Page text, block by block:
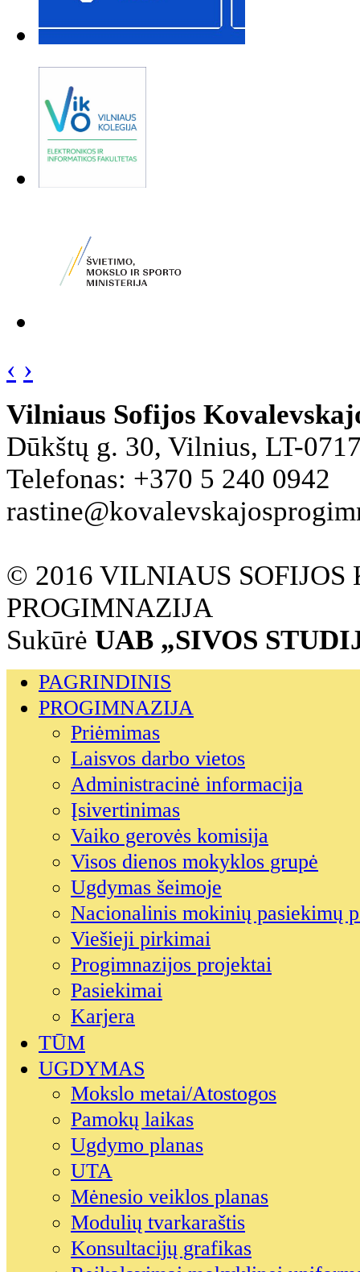
‹ ›
Vilniaus Sofijos
Dūkštų g. 30, Vilnius, LT-
Telefonas: +370 5 240 0942
© 2016 VILNIAUS SOFIJOS
PROGIMNAZIJA
Sukūrė UAB „SIVOS
PAGRINDINIS
PROGIMNAZIJA
Priėmimas
Laisvos darbo vietos
Administracinė informacija
Įsivertinimas
Vaiko gerovės komisija
Visos dienos mokyklos grupė
Ugdymas šeimoje
Nacionalinis mokinių pasiekimų
Viešieji pirkimai
Progimnazijos projektai
Pasiekimai
Karjera
TŪM
UGDYMAS
Mokslo metai/Atostogos
Pamokų laikas
Ugdymo planas
UTA
Mėnesio veiklos planas
Modulių tvarkaraštis
Konsultacijų grafikas